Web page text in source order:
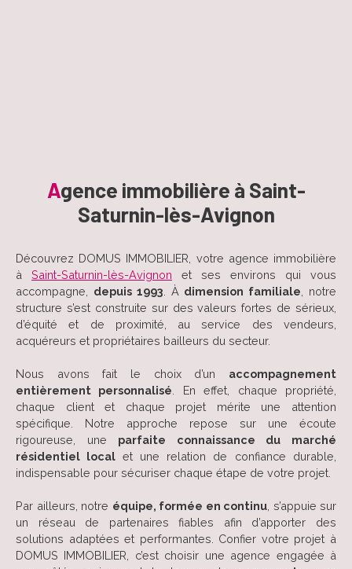
Agence immobilière à Saint-
Saturnin-lès-Avignon
Découvrez DOMUS IMMOBILIER, votre agence immobilière
à Saint-Saturnin-lès-Avignon et ses environs qui vous
accompagne, depuis 1993 . À dimension familiale , notre
structure s’est construite sur des valeurs fortes de sérieux,
d’équité et de proximité, au service des vendeurs,
acquéreurs et propriétaires bailleurs du secteur.
Nous avons fait le choix d’un accompagnement
entièrement personnalisé . En effet, chaque propriété,
chaque client et chaque projet mérite une attention
spécifique. Notre approche repose sur une écoute
rigoureuse, une parfaite connaissance du marché
résidentiel local et une relation de confiance durable,
indispensable pour sécuriser chaque étape de votre projet.
Par ailleurs, notre équipe, formée en continu , s’appuie sur
un réseau de partenaires fiables afin d’apporter des
solutions adaptées et performantes. Confier votre projet à
DOMUS IMMOBILIER, c’est choisir une agence engagée à